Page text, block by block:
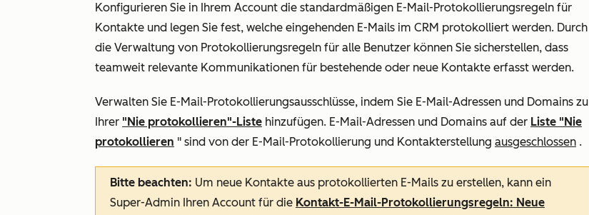
Konfigurieren Sie in Ihrem Account die standardmäßigen E-Mail-Protokollierungsregeln für
Kontakte und legen Sie fest, welche eingehenden E-Mails im CRM protokolliert werden. Durch
die Verwaltung von Protokollierungsregeln für alle Benutzer können Sie sicherstellen, dass
teamweit relevante Kommunikationen für bestehende oder neue Kontakte erfasst werden.
Verwalten Sie E-Mail-Protokollierungsausschlüsse, indem Sie E-Mail-Adressen und Domains zu
Ihrer "Nie protokollieren"-Liste hinzufügen. E-Mail-Adressen und Domains auf der Liste "Nie
protokollieren " sind von der E-Mail-Protokollierung und Kontakterstellung ausgeschlossen .
Bitte beachten: Um neue Kontakte aus protokollierten E-Mails zu erstellen, kann ein
Super-Admin Ihren Account für die Kontakt-E-Mail-Protokollierungsregeln: Neue